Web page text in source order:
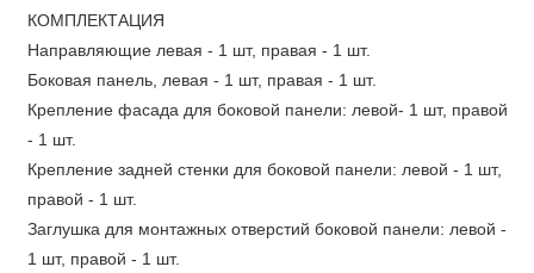
КОМПЛЕКТАЦИЯ
Направляющие левая - 1 шт, правая - 1 шт.
Боковая панель, левая - 1 шт, правая - 1 шт.
Крепление фасада для боковой панели: левой- 1 шт, правой
- 1 шт.
Крепление задней стенки для боковой панели: левой - 1 шт,
правой - 1 шт.
Заглушка для монтажных отверстий боковой панели: левой -
1 шт, правой - 1 шт.